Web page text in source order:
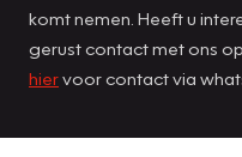
komt nemen. Heeft u
gerust contact met ons
hiervoor contact via